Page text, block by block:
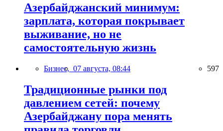
Азербайджанский минимум:
зарплата, которая покрывает
выживание, но не
самостоятельную жизнь
Бизнес, 07 августа, 08:44 597
Традиционные рынки под
давлением сетей: почему
Азербайджану пора менять